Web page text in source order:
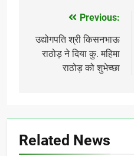
navigation
Previous:
उद्योगपति श्री किसनभाऊ
राठोड़ ने दिया कु. महिमा
राठोड़ को शुभेच्छा
Related News